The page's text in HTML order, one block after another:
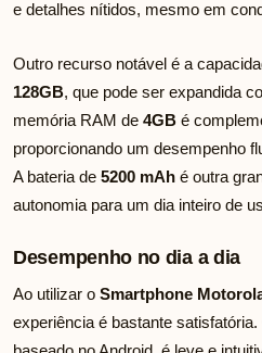
e detalhes nítidos, mesmo em
Outro recurso notável é a
128GB, que pode ser expandida
memória RAM de 4GB é
proporcionando um desempenho
A bateria de 5200 mAh é outra
autonomia para um dia inteiro de
Desempenho no dia a dia
Ao utilizar o Smartphone
experiência é bastante